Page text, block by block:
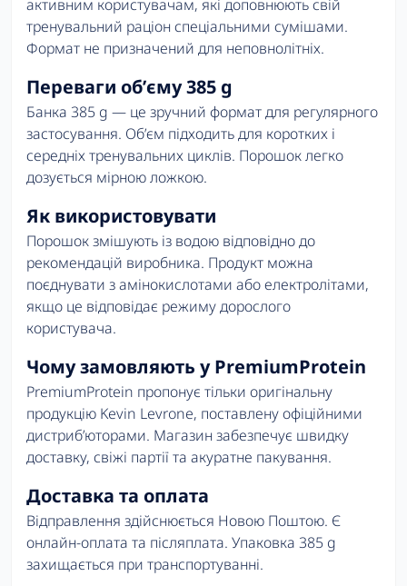
активним користувачам, які доповнюють свій
тренувальний раціон спеціальними сумішами.
Формат не призначений для неповнолітніх.
Переваги об’єму 385 g
Банка 385 g — це зручний формат для регулярного
застосування. Об’єм підходить для коротких і
середніх тренувальних циклів. Порошок легко
дозується мірною ложкою.
Як використовувати
Порошок змішують із водою відповідно до
рекомендацій виробника. Продукт можна
поєднувати з амінокислотами або електролітами,
якщо це відповідає режиму дорослого
користувача.
Чому замовляють у PremiumProtein
PremiumProtein пропонує тільки оригінальну
продукцію Kevin Levrone, поставлену офіційними
дистриб’юторами. Магазин забезпечує швидку
доставку, свіжі партії та акуратне пакування.
Доставка та оплата
Відправлення здійснюється Новою Поштою. Є
онлайн-оплата та післяплата. Упаковка 385 g
захищається при транспортуванні.